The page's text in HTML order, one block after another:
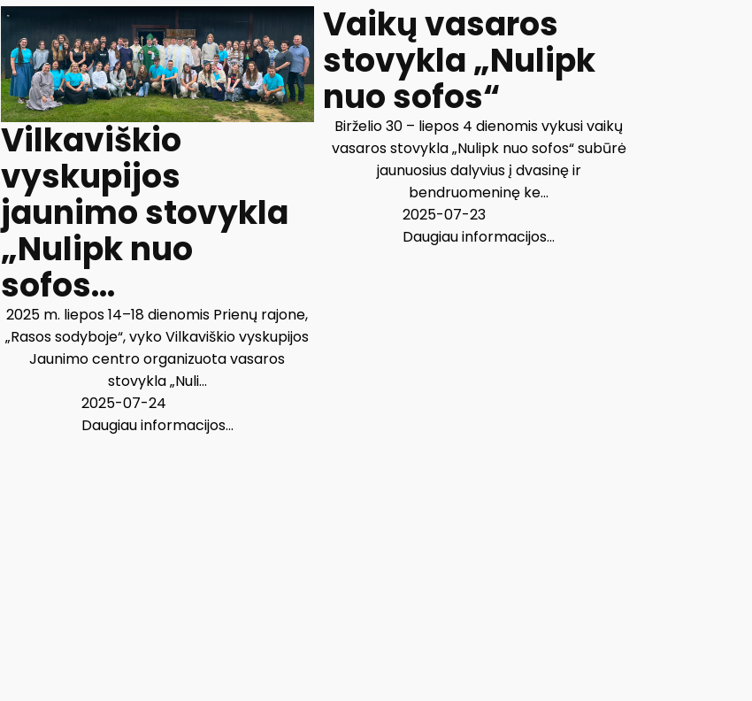
Vilkaviškio
vyskupijos
jaunimo stovykla
„Nulipk nuo
sofos...
2025 m. liepos 14–18 dienomis Prienų rajone,
„Rasos sodyboje“, vyko Vilkaviškio vyskupijos
Jaunimo centro organizuota vasaros
stovykla „Nuli...
2025-07-24
Daugiau informacijos...
Vaikų vasaros
stovykla „Nulipk
nuo sofos“
Birželio 30 – liepos 4 dienomis vykusi vaikų
vasaros stovykla „Nulipk nuo sofos“ subūrė
jaunuosius dalyvius į dvasinę ir
bendruomeninę ke...
2025-07-23
Daugiau informacijos...